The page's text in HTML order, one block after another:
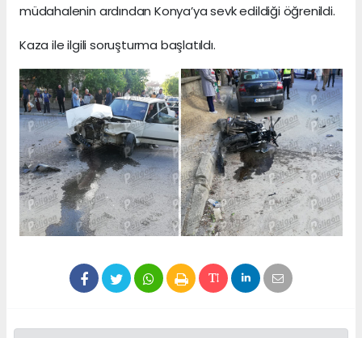
müdahalenin ardından Konya’ya sevk edildiği öğrenildi.
Kaza ile ilgili soruşturma başlatıldı.